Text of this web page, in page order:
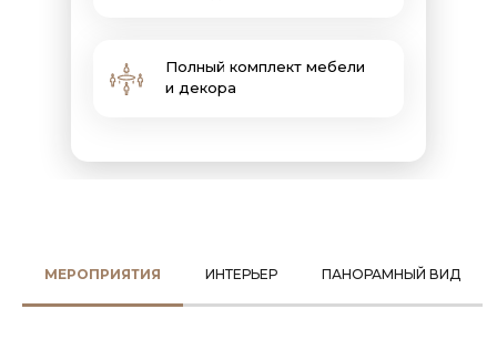
Полный комплект мебели
и декора
МЕРОПРИЯТИЯ ИНТЕРЬЕР ПАНОРАМНЫЙ ВИД